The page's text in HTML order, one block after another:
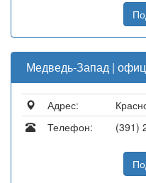
Медведь-Запад |
Адрес:
Телефон:
(391)